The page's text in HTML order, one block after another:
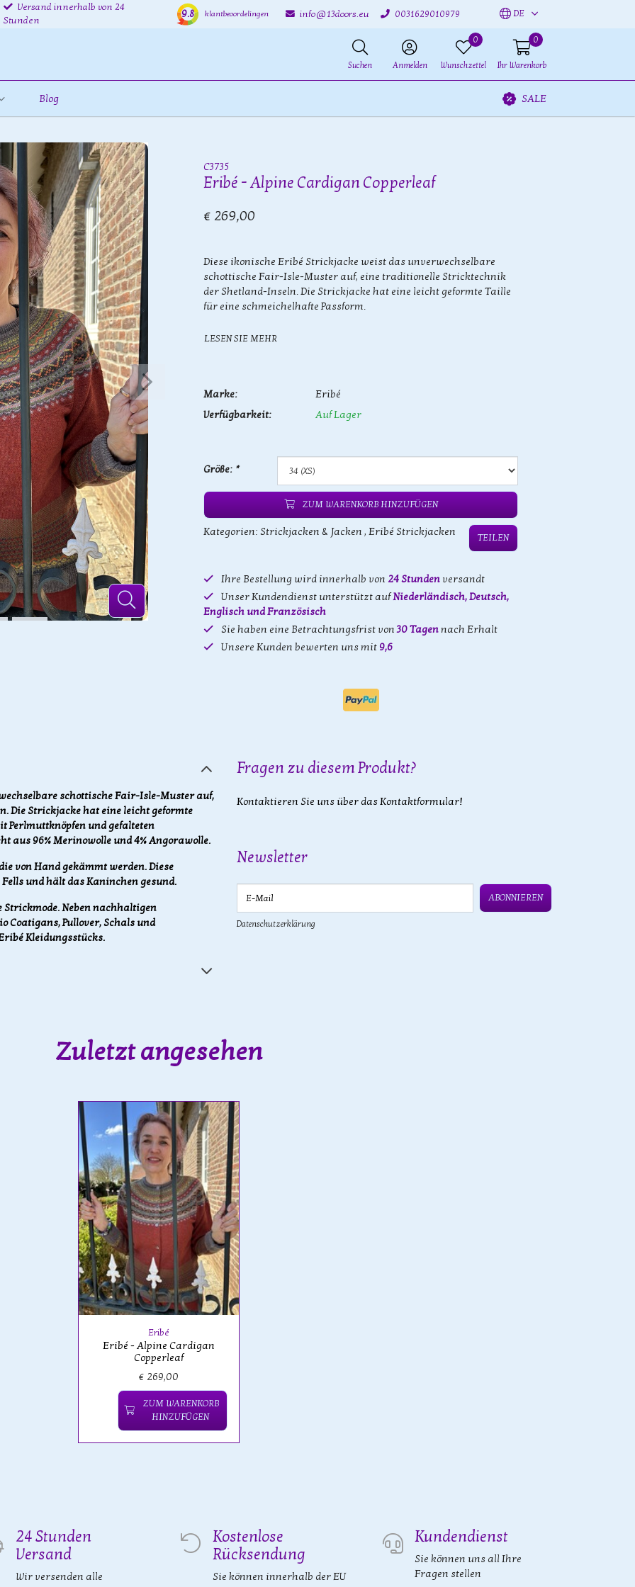
Versand innerhalb von 24
Stunden
9.8 klantbeoordelingen info@13doors.eu 0031629010979 DE
Suchen Anmelden
0
Wunschzettel
0
Ihr Warenkorb
Blog SALE
C3735
Eribé - Alpine Cardigan Copperleaf
€ 269,00
Diese ikonische Eribé Strickjacke weist das unverwechselbare
schottische Fair-Isle-Muster auf, eine traditionelle Stricktechnik
der Shetland-Inseln. Die Strickjacke hat eine leicht geformte Taille
für eine schmeichelhafte Passform.
LESEN SIE MEHR
Marke:
Eribé
Verfügbarkeit:
Auf Lager
Größe: *
ZUM WARENKORB HINZUFÜGEN
Kategorien: Strickjacken & Jacken , Eribé Strickjacken TEILEN
Ihre Bestellung wird innerhalb von 24 Stunden versandt
Unser Kundendienst unterstützt aufNiederländisch, Deutsch,
Englisch und Französisch
Sie haben eine Betrachtungsfrist von30 Tagennach Erhalt
Unsere Kunden bewerten uns mit 9,6
schottische Fair-Isle-Muster auf,
Die Strickjacke hat eine leicht geformte
Perlmuttknöpfen und gefalteten
aus 96% Merinowolle und 4% Angorawolle.
von Hand gekämmt werden. Diese
und hält das Kaninchen gesund.
Neben nachhaltigen
Coatigans, Pullover, Schals und
Kleidungsstücks.
Fragen zu diesem Produkt?
Kontaktieren Sie uns über das Kontaktformular!
Newsletter
E-Mail
ABONNIEREN
Datenschutzerklärung
Zuletzt angesehen
Eribé
Eribé - Alpine Cardigan
Copperleaf
€ 269,00
ZUM WARENKORB
HINZUFÜGEN
24 Stunden
Versand
Wir versenden alle
Kostenlose
Rücksendung
Sie können innerhalb der EU
Kundendienst
Sie können uns all Ihre
Fragen stellen